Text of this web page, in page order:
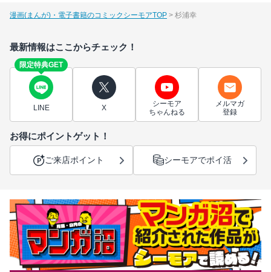
漫画(まんが)・電子書籍のコミックシーモアTOP 杉浦幸
最新情報はここからチェック！
限定特典GET
LINE X
シーモア
ちゃんねる
メルマガ
登録
お得にポイントゲット！
ご来店ポイント シーモアでポイ活